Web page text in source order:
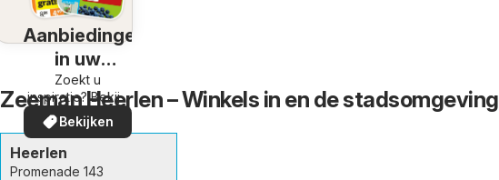
Aanbiedingen
in uw
omgeving
Zoekt u
inspiratie? Bekijk
de aanbiedingen
in uw buurt!
Bekijken
Zeeman Heerlen – Winkels in en de stadsomgeving
Heerlen
Promenade 143